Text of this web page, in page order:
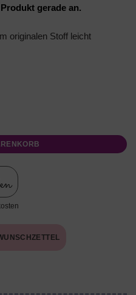
gerade an.
originalen Stoff leicht